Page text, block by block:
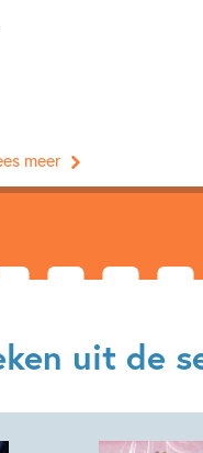
meer
uit de